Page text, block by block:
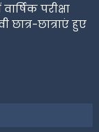
परीक्षा
छात्र-छात्राएं हुए